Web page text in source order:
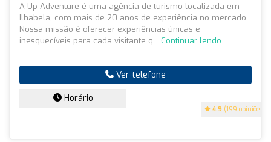
4.9 (199 opiniões)
A Up Adventure é uma agência de turismo localizada em
Ilhabela, com mais de 20 anos de experiência no mercado.
Nossa missão é oferecer experiências únicas e
inesquecíveis para cada visitante q... Continuar lendo
Ver telefone
Horário